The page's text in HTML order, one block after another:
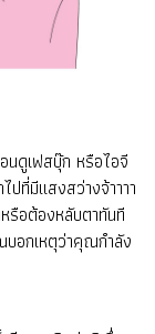
นดูเฟสบุ๊ก หรือไอจี
ที่มีแสงสว่างจ้าาาา
อต้องหลับตาทันที
บอกเหตุว่าคุณกำลัง